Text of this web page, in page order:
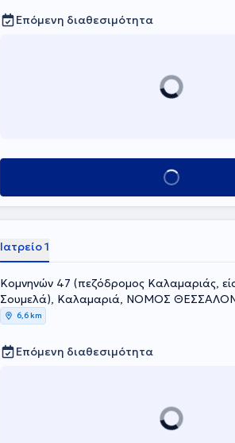
Επόμενη διαθεσιμότητα
Κλείσε ραντεβού
Ιατρείο 1
Κομνηνών 47 (πεζόδρομος Καλαμαριάς,
Σουμελά), Καλαμαριά, ΝΟΜΟΣ
6,6 km
Επόμενη διαθεσιμότητα